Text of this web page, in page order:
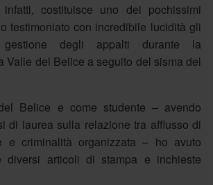
infatti, costituisce uno dei pochissimi
testimoniato con incredibile lucidità gli
degli appalti durante la
Valle del Belice a seguito del sisma del
Belice e come studente – avendo
di laurea sulla relazione tra afflusso di
e criminalità organizzata – ho avuto
diversi articoli di stampa e inchieste